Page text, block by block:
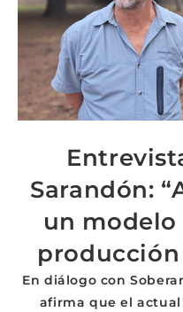
Sarandón: “
un
En diálogo con
afirma que el